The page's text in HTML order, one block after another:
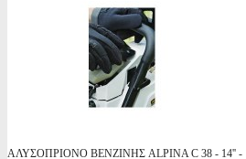
ΑΛΥΣΟΠΡΙΟΝΟ ΒΕΝΖΙΝΗΣ ALPINA C 38 - 14'' -